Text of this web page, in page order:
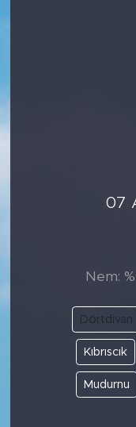
07
Nem:
Dörtdivan
Kıbrıscık
Mudurnu
Köşe Yazarları
Manşet
Ulusal Son